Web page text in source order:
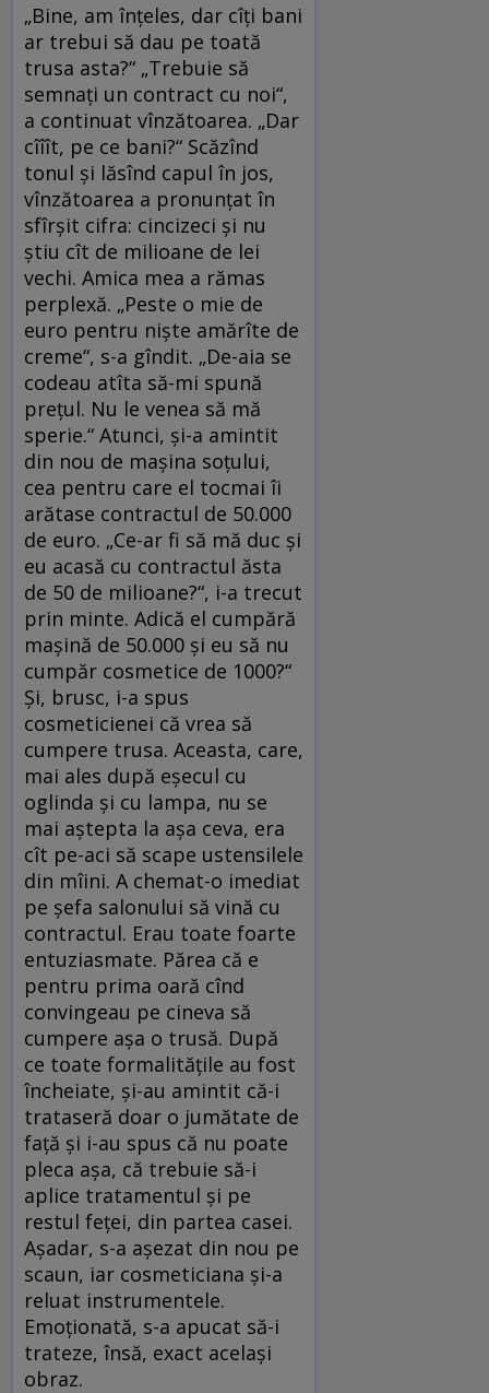
„Bine, am înţeles, dar cîţi bani
ar trebui să dau pe toată
trusa asta?“ „Trebuie să
semnaţi un contract cu noi“,
a continuat vînzătoarea. „Dar
cîîît, pe ce bani?“ Scăzînd
tonul şi lăsînd capul în jos,
vînzătoarea a pronunţat în
sfîrşit cifra: cincizeci şi nu
ştiu cît de milioane de lei
vechi. Amica mea a rămas
perplexă. „Peste o mie de
euro pentru nişte amărîte de
creme“, s-a gîndit. „De-aia se
codeau atîta să-mi spună
preţul. Nu le venea să mă
sperie.“ Atunci, şi-a amintit
din nou de maşina soţului,
cea pentru care el tocmai îi
arătase contractul de 50.000
de euro. „Ce-ar fi să mă duc şi
eu acasă cu contractul ăsta
de 50 de milioane?“, i-a trecut
prin minte. Adică el cumpără
maşină de 50.000 şi eu să nu
cumpăr cosmetice de 1000?“
Şi, brusc, i-a spus
cosmeticienei că vrea să
cumpere trusa. Aceasta, care,
mai ales după eşecul cu
oglinda şi cu lampa, nu se
mai aştepta la aşa ceva, era
cît pe-aci să scape ustensilele
din mîini. A chemat-o imediat
pe şefa salonului să vină cu
contractul. Erau toate foarte
entuziasmate. Părea că e
pentru prima oară cînd
convingeau pe cineva să
cumpere aşa o trusă. După
ce toate formalităţile au fost
încheiate, şi-au amintit că-i
trataseră doar o jumătate de
faţă şi i-au spus că nu poate
pleca aşa, că trebuie să-i
aplice tratamentul şi pe
restul feţei, din partea casei.
Aşadar, s-a aşezat din nou pe
scaun, iar cosmeticiana şi-a
reluat instrumentele.
Emoţionată, s-a apucat să-i
trateze, însă, exact acelaşi
obraz.